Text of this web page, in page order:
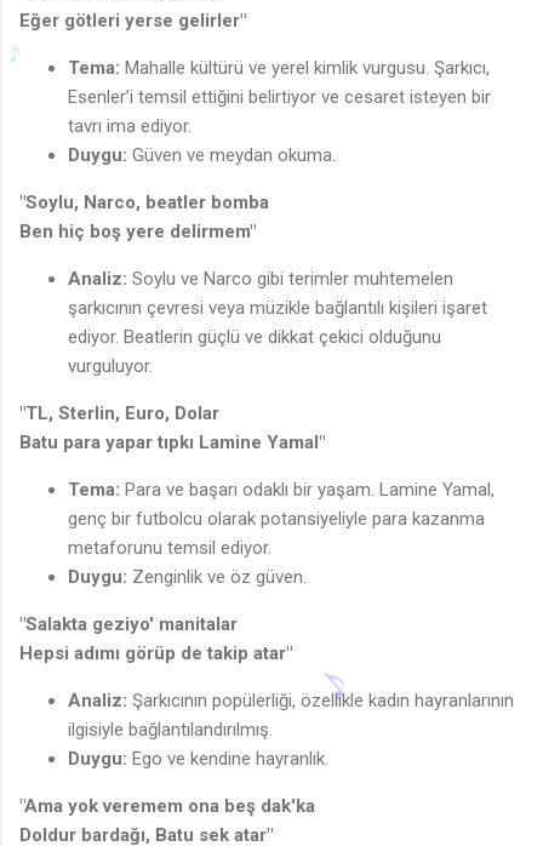
Eğer götleri yerse gelirler"
Tema: Mahalle kültürü ve yerel kimlik vurgusu. Şarkıcı,
Esenler’i temsil ettiğini belirtiyor ve cesaret isteyen bir
tavrı ima ediyor.
Duygu: Güven ve meydan okuma.
"Soylu, Narco, beatler bomba
Ben hiç boş yere delirmem"
Analiz: Soylu ve Narco gibi terimler muhtemelen
şarkıcının çevresi veya müzikle bağlantılı kişileri işaret
ediyor. Beatlerin güçlü ve dikkat çekici olduğunu
vurguluyor.
"TL, Sterlin, Euro, Dolar
Batu para yapar tıpkı Lamine Yamal"
Tema: Para ve başarı odaklı bir yaşam. Lamine Yamal,
genç bir futbolcu olarak potansiyeliyle para kazanma
metaforunu temsil ediyor.
Duygu: Zenginlik ve öz güven.
"Salakta geziyo' manitalar
Hepsi adımı görüp de takip atar"
Analiz: Şarkıcının popülerliği, özellikle kadın hayranlarının
ilgisiyle bağlantılandırılmış.
Duygu: Ego ve kendine hayranlık.
"Ama yok veremem ona beş dak'ka
Doldur bardağı, Batu sek atar"